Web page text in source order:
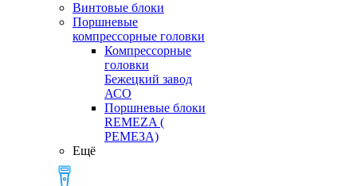
Винтовые блоки
Поршневые
компрессорные головки
Компрессорные
головки
Бежецкий завод
АСО
Поршневые блоки
REMEZA (
РЕМЕЗА)
Ещё